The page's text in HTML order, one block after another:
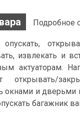
Подробное
извлекать и
актуаторам.
открывать/
окнами и
багажник